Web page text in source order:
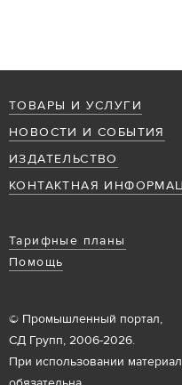
ТОВАРЫ И УСЛУГИ
НОВОСТИ И СОБЫТИЯ
ИЗДАТЕЛЬСТВО
КОНТАКТНАЯ
Тарифные планы
Помощь
© Промышленный портал,
СД Групп, 2006-2026.
При использовании